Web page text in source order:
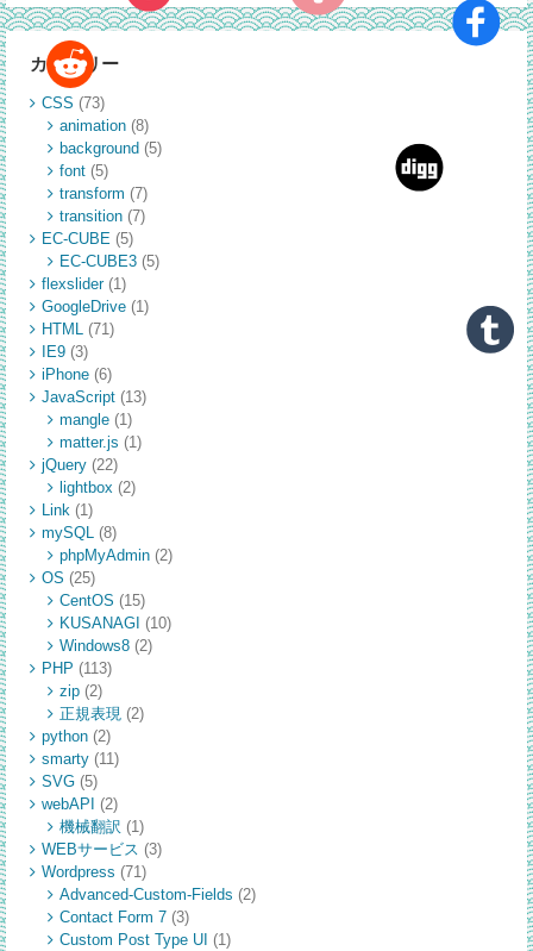
ギ
ャ
カテゴリー
CSS (73)
animation(8)
background (5)
font(5)
transform (7)
transition(7)
EC-CUBE(5)
EC-CUBE3(5)
flexslider(1)
GoogleDrive(1)
HTML(71)
IE9(3)
iPhone(6)
JavaScript(13)
mangle(1)
matter.js (1)
jQuery(22)
lightbox (2)
Link(1)
mySQL(8)
phpMyAdmin(2)
OS (25)
CentOS (15)
KUSANAGI (10)
Windows8(2)
PHP (113)
zip(2)
正規表現(2)
python(2)
smarty(11)
SVG(5)
webAPI
(2)
機械翻訳 (1)
WEBサービス (3)
Wordpress (71)
Advanced-Custom-Fields (2)
Contact Form 7(3)
Custom Post Type UI (1)